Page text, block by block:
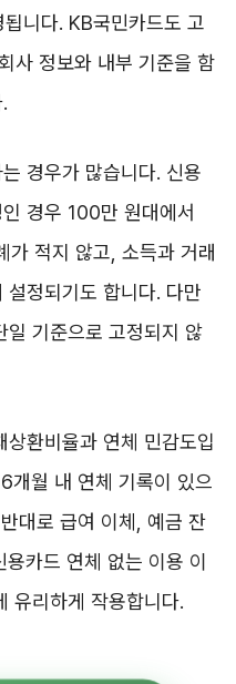
니다. KB국민카드도 고
사 정보와 내부 기준을 함
경우가 많습니다. 신용
경우 100만 원대에서
적지 않고, 소득과 거래
정되기도 합니다. 다만
일 기준으로 고정되지 않
환비율과 연체 민감도입
개월 내 연체 기록이 있으
대로 급여 이체, 예금 잔
카드 연체 없는 이용 이
유리하게 작용합니다.